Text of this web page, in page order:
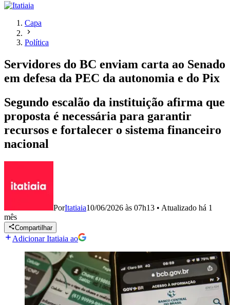
Capa
Política
Servidores do BC enviam carta ao Senado
em defesa da PEC da autonomia e do Pix
Segundo escalão da instituição afirma que
proposta é necessária para garantir
recursos e fortalecer o sistema financeiro
nacional
PorItatiaia10/06/2026 às 07h13 • Atualizado há 1
mês
Compartilhar
Adicionar Itatiaia ao